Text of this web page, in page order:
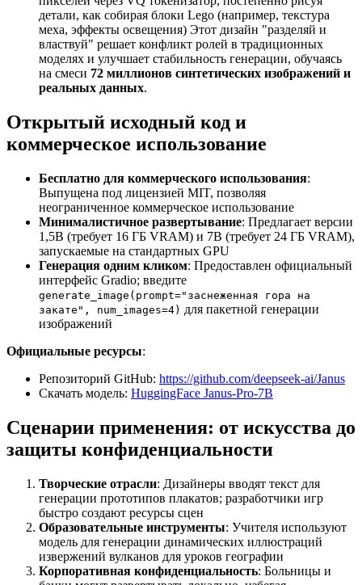
детали, как собирая блоки Lego (например, текстура
меха, эффекты освещения) Этот дизайн "разделяй и
властвуй" решает конфликт ролей в традиционных
моделях и улучшает стабильность генерации, обучаясь
на смеси 72 миллионов синтетических изображений и
реальных данных.
Открытый исходный код и
коммерческое использование
Бесплатно для коммерческого использования:
Выпущена под лицензией MIT, позволяя
неограниченное коммерческое использование
Минималистичное развертывание: Предлагает версии
1,5B (требует 16 ГБ VRAM) и 7B (требует 24 ГБ VRAM),
запускаемые на стандартных GPU
Генерация одним кликом: Предоставлен официальный
интерфейс Gradio; введите
generate_image(prompt="заснеженная гора на
закате", num_images=4) для пакетной генерации
изображений
Официальные ресурсы:
Репозиторий GitHub: https://github.com/deepseek-ai/Janus
Скачать модель: HuggingFace Janus-Pro-7B
Сценарии применения: от искусства до
защиты конфиденциальности
Творческие отрасли: Дизайнеры вводят текст для
генерации прототипов плакатов; разработчики игр
быстро создают ресурсы сцен
Образовательные инструменты: Учителя используют
модель для генерации динамических иллюстраций
извержений вулканов для уроков географии
Корпоративная конфиденциальность: Больницы и